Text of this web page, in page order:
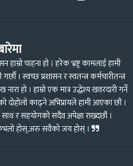
हाम्रो चाहना हो । हरेक भ्रष्ट्र कामलाई हामी
। स्वच्छ प्रशासन र स्वतन्त्र कर्मचारीतन्त्र
नारा हो । हाम्रो एक मात्र उद्धेश्य खवरदारी गर्ने
दोहोलो काढ्ने अभिप्रायले हामी आएका छौं ।
र सहयोगको सदैव अपेक्षा राख्दछौं ।
कुभलो होस्,अरु सवैको जय होस् ।